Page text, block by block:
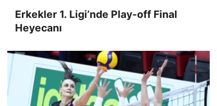
Erkekler 1. Ligi’nde Play-off Final
Heyecanı